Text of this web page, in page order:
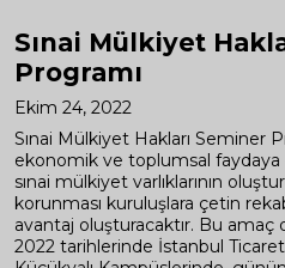
Sınai Mülkiyet
Programı
Ekim 24, 2022
Sınai Mülkiyet Hakları Seminer
ekonomik ve toplumsal
sınai mülkiyet varlıklarının
korunması kuruluşlara çetin
avantaj oluşturacaktır. Bu amaç
2022 tarihlerinde İstanbul